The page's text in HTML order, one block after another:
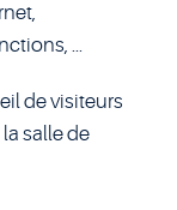
...
de visiteurs
salle de